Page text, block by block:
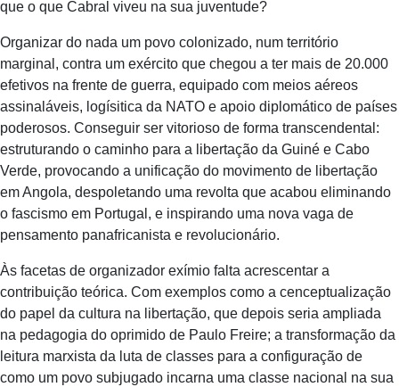
que o que Cabral viveu na sua juventude?
Organizar do nada um povo colonizado, num território
marginal, contra um exército que chegou a ter mais de 20.000
efetivos na frente de guerra, equipado com meios aéreos
assinaláveis, logísitica da NATO e apoio diplomático de países
poderosos. Conseguir ser vitorioso de forma transcendental:
estruturando o caminho para a libertação da Guiné e Cabo
Verde, provocando a unificação do movimento de libertação
em Angola, despoletando uma revolta que acabou eliminando
o fascismo em Portugal, e inspirando uma nova vaga de
pensamento panafricanista e revolucionário.
Às facetas de organizador exímio falta acrescentar a
contribuição teórica. Com exemplos como a cenceptualização
do papel da cultura na libertação, que depois seria ampliada
na pedagogia do oprimido de Paulo Freire; a transformação da
leitura marxista da luta de classes para a configuração de
como um povo subjugado incarna uma classe nacional na sua